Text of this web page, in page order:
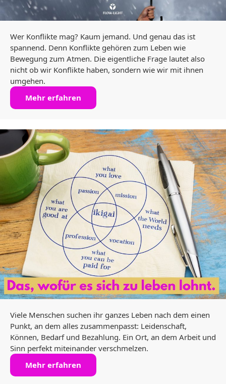
Wer Konflikte mag? Kaum jemand. Und genau das ist
spannend. Denn Konflikte gehören zum Leben wie
Bewegung zum Atmen. Die eigentliche Frage lautet also
nicht ob wir Konflikte haben, sondern wie wir mit ihnen
umgehen.
Mehr erfahren
Viele Menschen suchen ihr ganzes Leben nach dem einen
Punkt, an dem alles zusammenpasst: Leidenschaft,
Können, Bedarf und Bezahlung. Ein Ort, an dem Arbeit und
Sinn perfekt miteinander verschmelzen.
Mehr erfahren